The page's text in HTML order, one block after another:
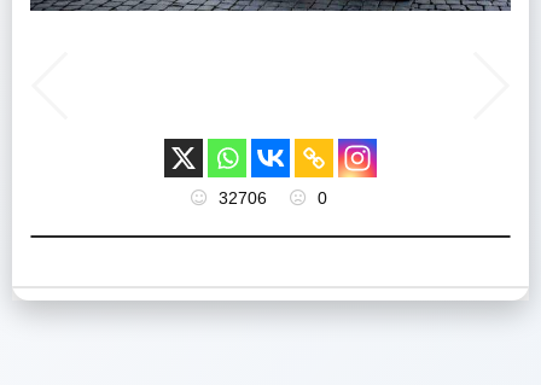
32706 0